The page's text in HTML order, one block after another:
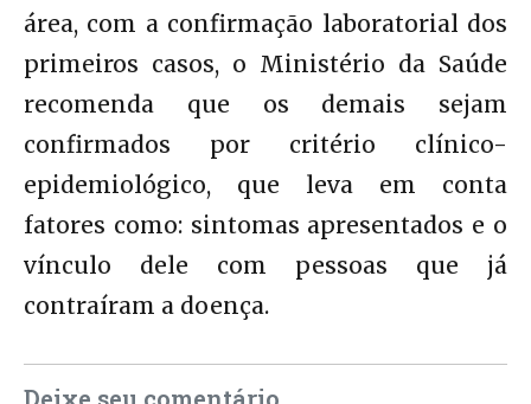
área, com a confirmação laboratorial dos
primeiros casos, o Ministério da Saúde
recomenda que os demais sejam
confirmados por critério clínico-
epidemiológico, que leva em conta
fatores como: sintomas apresentados e o
vínculo dele com pessoas que já
contraíram a doença.